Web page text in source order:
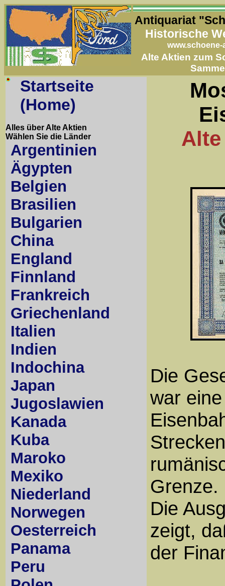
Antiquariat
Historische
www.schoene-
Alte Aktien zum
Startseite
(Home)
Alles über Alte Aktien
Wählen Sie die Länder
Argentinien
Ägypten
Belgien
Brasilien
Bulgarien
China
England
Finnland
Frankreich
Griechenland
Italien
Indien
Indochina
Japan
Jugoslawien
Kanada
Kuba
Maroko
Mexiko
Niederland
Norwegen
Oesterreich
Panama
Peru
Die
war
Grenze.
Die
zeigt,
der